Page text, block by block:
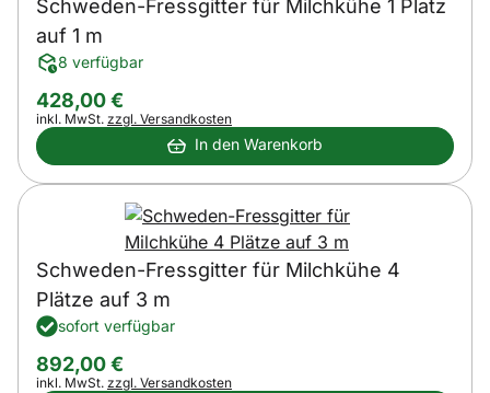
Schweden-Fressgitter für Milchkühe 1 Platz
auf 1 m
8 verfügbar
428,00€
Steuerhinweis:
inkl. MwSt. zzgl. Versandkosten
In den Warenkorb
Schweden-Fressgitter für Milchkühe 4
Plätze auf 3 m
sofort verfügbar
892,00€
Steuerhinweis:
inkl. MwSt. zzgl. Versandkosten